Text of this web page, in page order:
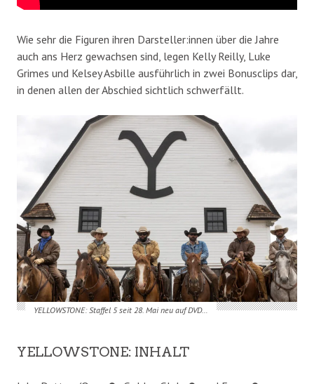
Wie sehr die Figuren ihren Darsteller:innen über die Jahre
auch ans Herz gewachsen sind, legen Kelly Reilly, Luke
Grimes und Kelsey Asbille ausführlich in zwei Bonusclips dar,
in denen allen der Abschied sichtlich schwerfällt.
YELLOWSTONE: Staffel 5seit 28. Mai neu auf DVD…
YELLOWSTONE: INHALT